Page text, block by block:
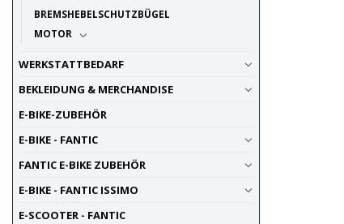
BREMSHEBELSCHUTZBÜGEL
MOTOR
WERKSTATTBEDARF
BEKLEIDUNG & MERCHANDISE
E-BIKE-ZUBEHÖR
E-BIKE - FANTIC
FANTIC E-BIKE ZUBEHÖR
E-BIKE - FANTIC ISSIMO
E-SCOOTER - FANTIC